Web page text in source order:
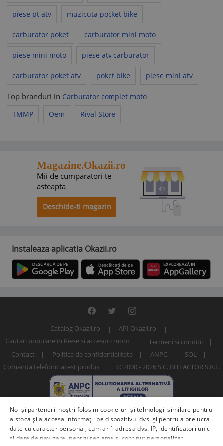
piese pt atv muzicuta pocket bike
carburator poket carburator mini moto
piese mini moto piese atv carburator
carburator poket atv poket bike piese mini atv
Top branduri in Carburator complet moto
TMMP
Oem Rival Store
Magazine.Okazii.ro
Mii de cumparatori te
asteapta
Deschide-ti magazin
Instaleaza aplicatia Okazii.ro
Catalog Okazii.ro
API Okazii.ro
Cautari populare in Piese si accesorii moto
Termeni si conditii
Contact
Politica de confidentialitate ANPC
SOL
Comanda telefonic acest produs
© 2000 - 2026 S.C. BITFACTOR S.R.L.
Noi și partenerii noștri folosim cookie-uri și tehnologii similare pentru
a stoca și a accesa informații pe dispozitivul dvs. și pentru a prelucra
date cu caracter personal, cum ar fi adresa dvs. IP, identificatori unici
și date de navigare, pentru reclame și conținut personalizat,